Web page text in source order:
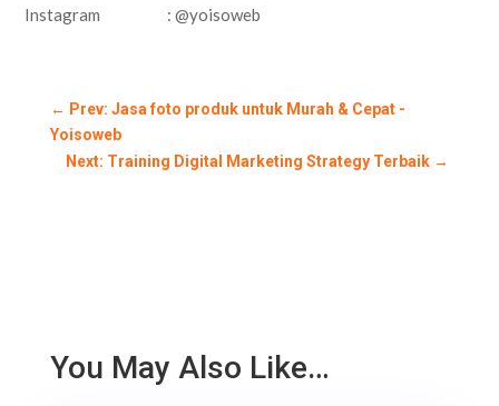
Instagram : @yoisoweb
← Prev: Jasa foto produk untuk Murah & Cepat -
Yoisoweb
Next: Training Digital Marketing Strategy Terbaik →
You May Also Like…